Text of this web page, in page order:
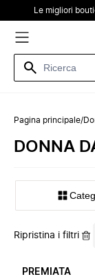
Le migliori
Pagina principale/
DONNA
Ripristina i filtri
PREMIATA